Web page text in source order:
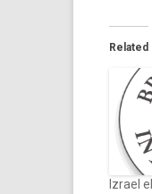
Related
Izrael